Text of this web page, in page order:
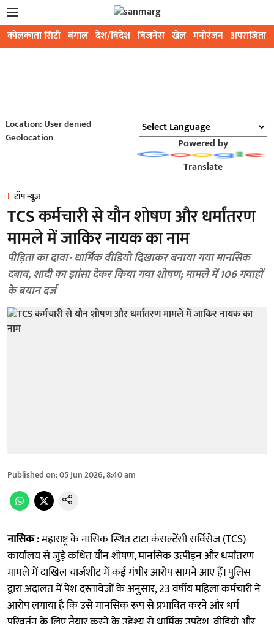
कोलकाता सिटी बंगाल देश/विदेश बिजनेस खेल मनोरंजन अपराजिता
Location: User denied
Geolocation
Powered by
Translate
टॉप न्यूज़
TCS कर्मचारी से यौन शोषण और धर्मांतरण
मामले में जाकिर नायक का नाम
पीड़िता का दावा- धार्मिक वीडियो दिखाकर बनाया गया मानसिक
दबाव, शादी का झांसा देकर किया गया शोषण; मामले में 106 गवाहों
के बयान दर्ज
Published on:05 Jun 2026, 8:40 am
नासिक :महाराष्ट्र के नासिक स्थित टाटा कंसल्टेंसी सर्विसेज (TCS)
कार्यालय से जुड़े कथित यौन शोषण, मानसिक उत्पीड़न और धर्मांतरण
मामले में दाखिल चार्जशीट में कई गंभीर आरोप सामने आए हैं। पुलिस
द्वारा अदालत में पेश दस्तावेजों के अनुसार, 23 वर्षीय महिला कर्मचारी ने
आरोप लगाया है कि उसे मानसिक रूप से प्रभावित करने और धर्म